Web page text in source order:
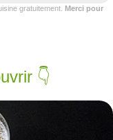
gratuitement. Merci pour
👇